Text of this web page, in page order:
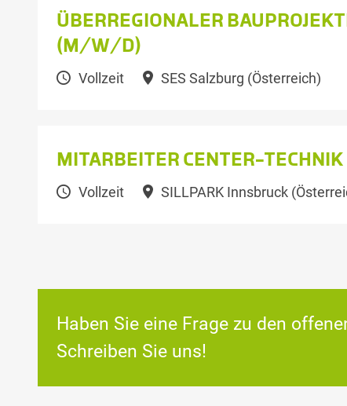
ÜBERREGIONALER
(M/W/D)
Vollzeit SES Salzburg (Österreich)
MITARBEITER CENTER-
Vollzeit SILLPARK Innsbruck
Haben Sie eine Frage zu den
Schreiben Sie uns!